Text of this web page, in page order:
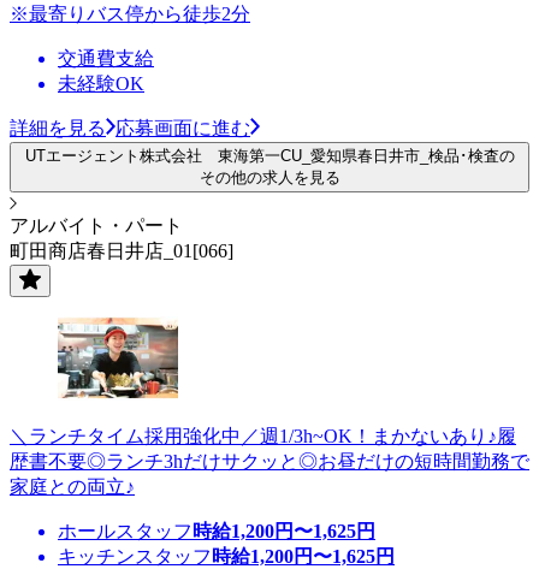
※最寄りバス停から徒歩2分
交通費支給
未経験OK
詳細を見る 応募画面に進む
UTエージェント株式会社 東海第一CU_愛知県春日井市_検品･検査の
その他の求人を見る
アルバイト・パート
町田商店春日井店_01[066]
＼ランチタイム採用強化中／週1/3h~OK！まかないあり♪履
歴書不要◎ランチ3hだけサクッと◎お昼だけの短時間勤務で
家庭との両立♪
ホールスタッフ 時給1,200円〜1,625円
キッチンスタッフ 時給1,200円〜1,625円